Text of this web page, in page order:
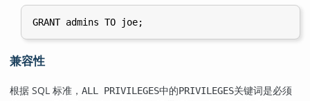
兼容性
根据 SQL 标准， ALL PRIVILEGES中的PRIVILEGES关键词是必须